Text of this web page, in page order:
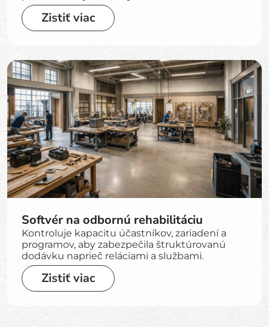
Zistiť viac
Softvér na odbornú rehabilitáciu
Kontroluje kapacitu účastníkov, zariadení a
programov, aby zabezpečila štruktúrovanú
dodávku naprieč reláciami a službami.
Zistiť viac